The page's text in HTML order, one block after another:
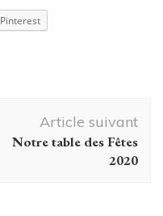
Pinterest
Article suivant
Notre table des Fêtes
2020